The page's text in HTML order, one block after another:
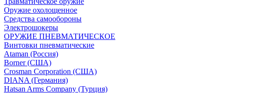
Оружие охолощенное
Средства самообороны
Электрошокеры
ОРУЖИЕ ПНЕВМАТИЧЕСКОЕ
Винтовки пневматические
Ataman (Россия)
Borner (США)
Crosman Corporation (США)
DIANA (Германия)
Hatsan Arms Company (Турция)